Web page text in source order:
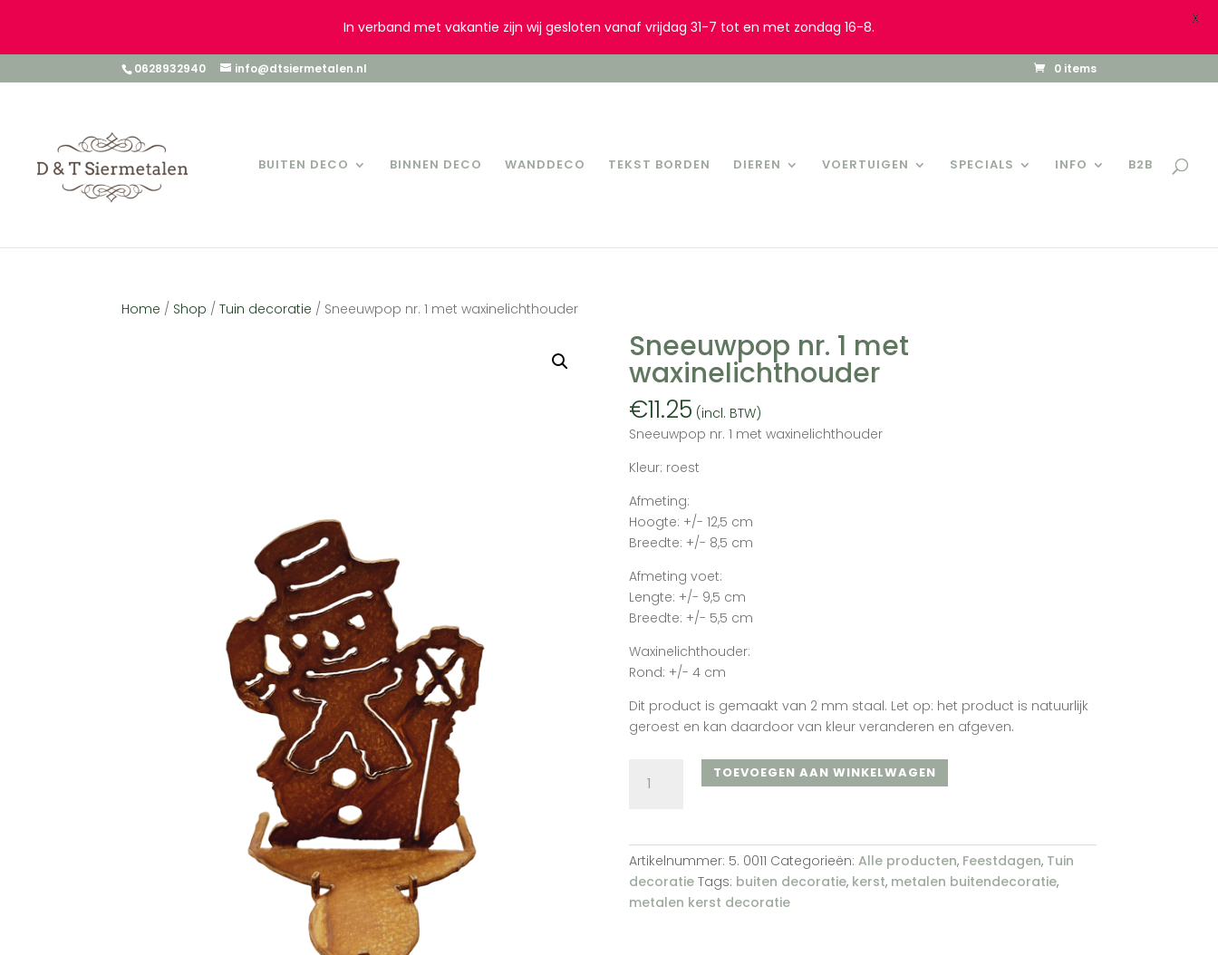
0628932940 info@dtsiermetalen.nl 0 items
BUITEN DECO BINNEN DECO WANDDECO TEKST BORDEN DIEREN VOERTUIGEN SPECIALS INFO B2B
Home / Shop /Tuin decoratie / Sneeuwpop nr. 1 met waxinelichthouder
Sneeuwpop nr. 1 met
waxinelichthouder
€11.25 (incl. BTW)
Sneeuwpop nr. 1 met waxinelichthouder
Kleur: roest
Afmeting:
Hoogte: +/- 12,5 cm
Breedte: +/- 8,5 cm
Afmeting voet:
Lengte: +/- 9,5 cm
Breedte: +/- 5,5 cm
Waxinelichthouder:
Rond: +/- 4 cm
Dit product is gemaakt van 2 mm staal. Let op: het product is natuurlijk
geroest en kan daardoor van kleur veranderen en afgeven.
waxinelichthouder
aantal
TOEVOEGEN AAN WINKELWAGEN
Artikelnummer: 5. 0011 Categorieën: Alle producten, Feestdagen, Tuin
decoratie Tags: buiten decoratie, kerst, metalen buitendecoratie,
metalen kerst decoratie
In verband met vakantie zijn wij gesloten vanaf vrijdag 31-7 tot en met zondag 16-8. X